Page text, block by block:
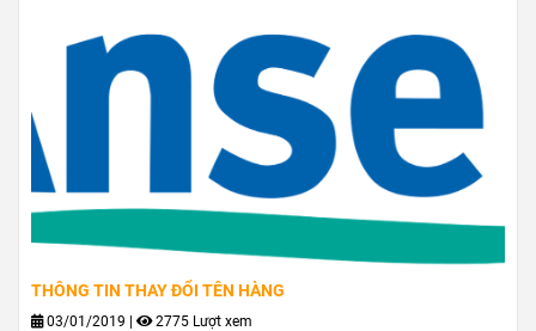
THÔNG TIN THAY ĐỔI TÊN HÀNG
03/01/2019 | 2775 Lượt xem